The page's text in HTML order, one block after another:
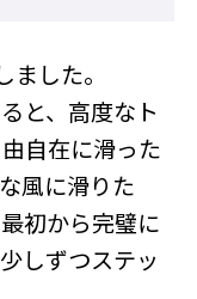
した。
と、高度なト
自在に滑った
風に滑りた
初から完璧に
しずつステッ